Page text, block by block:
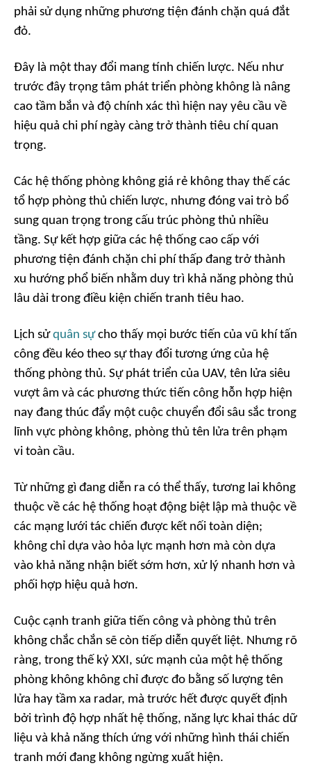
phải sử dụng những phương tiện đánh chặn quá đắt
đỏ.
Đây là một thay đổi mang tính chiến lược. Nếu như
trước đây trọng tâm phát triển phòng không là nâng
cao tầm bắn và độ chính xác thì hiện nay yêu cầu về
hiệu quả chi phí ngày càng trở thành tiêu chí quan
trọng.
Các hệ thống phòng không giá rẻ không thay thế các
tổ hợp phòng thủ chiến lược, nhưng đóng vai trò bổ
sung quan trọng trong cấu trúc phòng thủ nhiều
tầng. Sự kết hợp giữa các hệ thống cao cấp với
phương tiện đánh chặn chi phí thấp đang trở thành
xu hướng phổ biến nhằm duy trì khả năng phòng thủ
lâu dài trong điều kiện chiến tranh tiêu hao.
Lịch sửquân sựcho thấy mọi bước tiến của vũ khí tấn
công đều kéo theo sự thay đổi tương ứng của hệ
thống phòng thủ. Sự phát triển của UAV, tên lửa siêu
vượt âm và các phương thức tiến công hỗn hợp hiện
nay đang thúc đẩy một cuộc chuyển đổi sâu sắc trong
lĩnh vực phòng không, phòng thủ tên lửa trên phạm
vi toàn cầu.
Từ những gì đang diễn ra có thể thấy, tương lai không
thuộc về các hệ thống hoạt động biệt lập mà thuộc về
các mạng lưới tác chiến được kết nối toàn diện;
không chỉ dựa vào hỏa lực mạnh hơn mà còn dựa
vào khả năng nhận biết sớm hơn, xử lý nhanh hơn và
phối hợp hiệu quả hơn.
Cuộc cạnh tranh giữa tiến công và phòng thủ trên
không chắc chắn sẽ còn tiếp diễn quyết liệt. Nhưng rõ
ràng, trong thế kỷ XXI, sức mạnh của một hệ thống
phòng không không chỉ được đo bằng số lượng tên
lửa hay tầm xa radar, mà trước hết được quyết định
bởi trình độ hợp nhất hệ thống, năng lực khai thác dữ
liệu và khả năng thích ứng với những hình thái chiến
tranh mới đang không ngừng xuất hiện.